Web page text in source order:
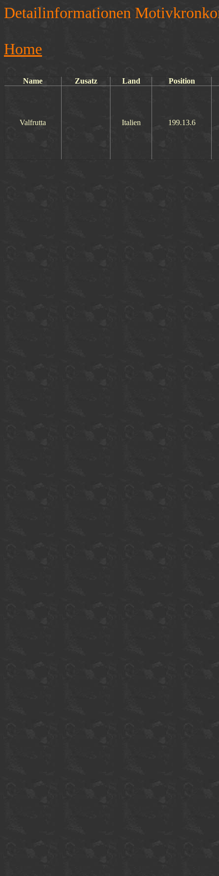
Detailinformationen
Home
Name Zusatz Land Position
Valfrutta Italien 199.13.6